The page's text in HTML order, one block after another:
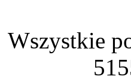
Wszystkie